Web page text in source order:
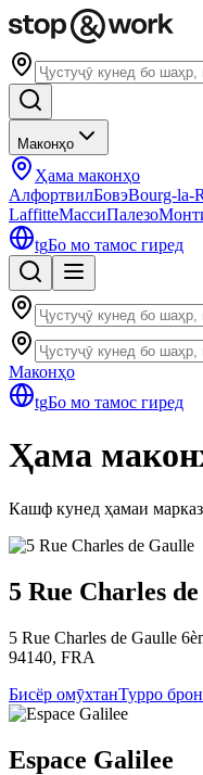
Маконҳо
Ҳама маконҳо
АлфортвилБовэBourg-la-
LaffitteМассиПалезо
tgБо мо тамос гиред
Маконҳо
tgБо мо тамос гиред
Ҳама
Кашф кунед ҳамаи
5 Rue Charles
5 Rue Charles de Gaulle
94140, FRA
Бисёр омӯхтанТурро
Espace Galilee